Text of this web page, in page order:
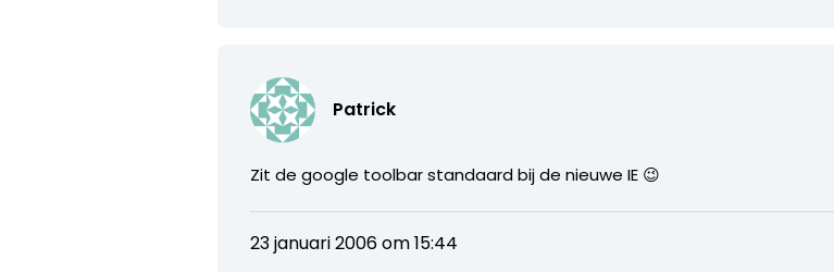
Patrick
Zit de google toolbar standaard bij de nieuwe IE 😉
23 januari 2006 om 15:44